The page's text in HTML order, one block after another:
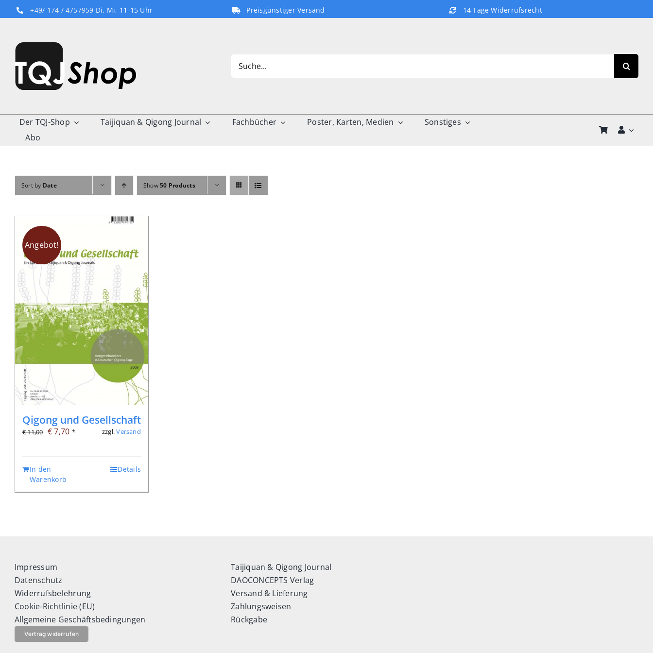
to
+49/ 174 / 4757959 Di, Mi, 11-15 Uhr Preisgünstiger Versand 14 Tage Widerrufsrecht
for:
Der TQJ-Shop Taijiquan & Qigong Journal Fachbücher Poster, Karten, Medien
Sonstiges
Abo
Sort by Date Show50 Products
Angebot!
Qigong und Gesellschaft
€11,00 Ursprünglicher
€ 11,00
€7,70Aktueller
* zzgl.Versand
In den
Warenkorb
Details
Impressum
Datenschutz
Widerrufsbelehrung
Cookie-Richtlinie (EU)
Allgemeine Geschäftsbedingungen
Vertrag widerrufen
Taijiquan & Qigong Journal
DAOCONCEPTS Verlag
Versand & Lieferung
Zahlungsweisen
Rückgabe